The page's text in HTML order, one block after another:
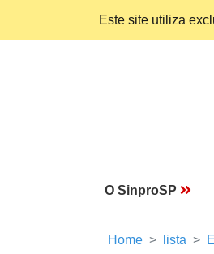
Este site utiliza
O SinproSP
Home lista